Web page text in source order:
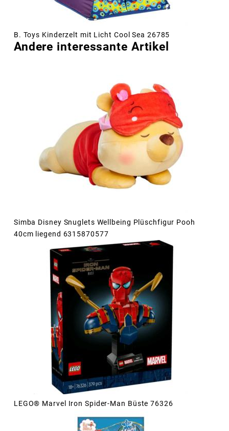
B. Toys Kinderzelt mit Licht Cool Sea 26785
Andere interessante Artikel
Simba Disney Snuglets Wellbeing Plüschfigur Pooh
40cm liegend 6315870577
LEGO® Marvel Iron Spider-Man Büste 76326